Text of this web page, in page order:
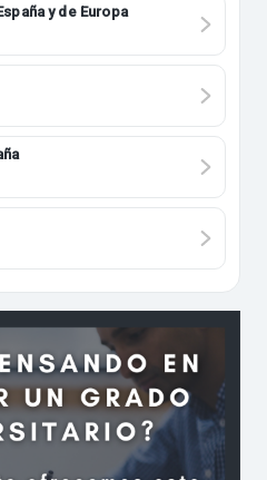
y de Europa